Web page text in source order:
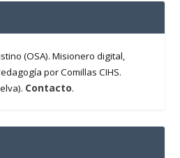
(OSA). Misionero digital,
por Comillas CIHS.
Contacto.